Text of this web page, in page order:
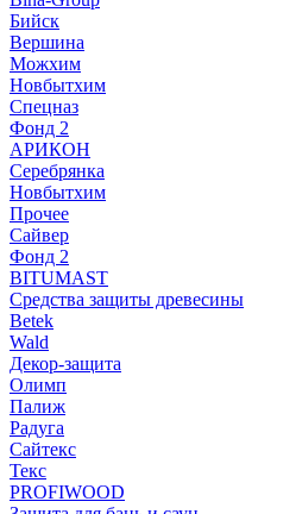
Бийск
Вершина
Можхим
Новбытхим
Спецназ
Фонд 2
АРИКОН
Серебрянка
Новбытхим
Прочее
Сайвер
Фонд 2
BITUMAST
Средства защиты древесины
Betek
Wald
Декор-защита
Олимп
Палиж
Радуга
Сайтекс
Текс
PROFIWOOD